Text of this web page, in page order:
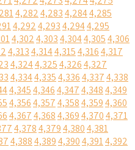
4,2824,2834,2844,285
4,2924,2934,2944,295
4,3024,3034,3044,3054,306
4,3134,3144,3154,3164,317
4,3244,3254,3264,327
4,3344,3354,3364,3374,338
4,3454,3464,3474,3484,349
4,3564,3574,3584,3594,360
4,3674,3684,3694,3704,371
4,3784,3794,3804,381
4,3884,3894,3904,3914,392